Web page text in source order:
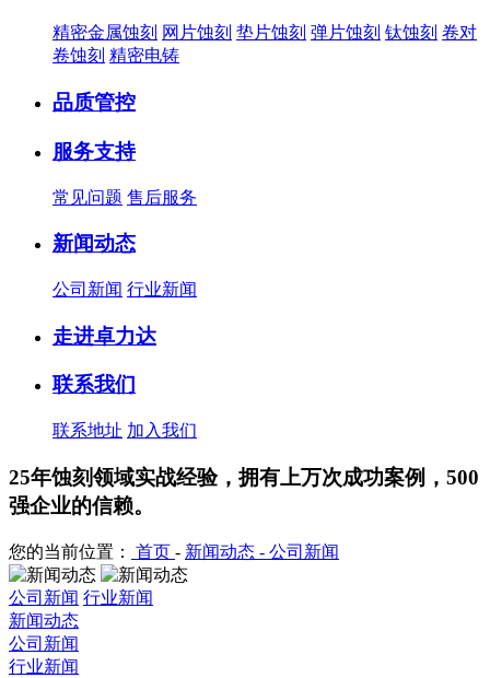
精密金属蚀刻 网片蚀刻 垫片蚀刻 弹片蚀刻 钛蚀刻 卷对
卷蚀刻 精密电铸
品质管控
服务支持
常见问题 售后服务
新闻动态
公司新闻 行业新闻
走进卓力达
联系我们
联系地址 加入我们
25年蚀刻领域实战经验，拥有上万次成功案例，500
强企业的信赖。
您的当前位置： 首页 - 新闻动态 - 公司新闻
公司新闻 行业新闻
新闻动态
公司新闻
行业新闻